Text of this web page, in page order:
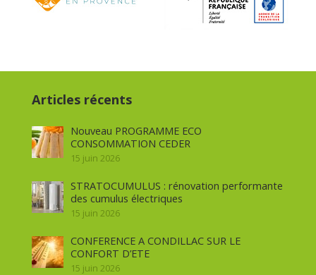
Articles récents
Nouveau PROGRAMME ECO
CONSOMMATION CEDER
15 juin 2026
STRATOCUMULUS : rénovation performante
des cumulus électriques
15 juin 2026
CONFERENCE A CONDILLAC SUR LE
CONFORT D’ETE
15 juin 2026